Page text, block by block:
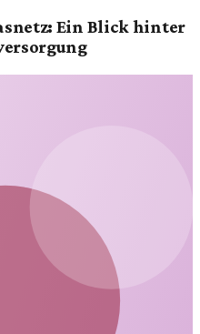
Ein Blick hinter